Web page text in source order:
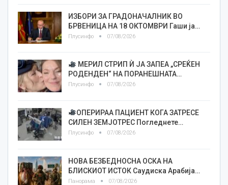
ИЗБОРИ ЗА ГРАДОНАЧАЛНИК ВО
БРВЕНИЦА НА 18 ОКТОМВРИ Гаши ја…
Плусинфо 07/08/2026
МЕРИЛ СТРИП Ѝ ЈА ЗАПЕА „СРЕЌЕН
РОДЕНДЕН“ НА ПОРАНЕШНАТА…
Плусинфо 07/08/2026
ОПЕРИРАА ПАЦИЕНТ КОГА ЗАТРЕСЕ
СИЛЕН ЗЕМЈОТРЕС Погледнете…
Плусинфо 07/08/2026
НОВА БЕЗБЕДНОСНА ОСКА НА
БЛИСКИОТ ИСТОК Саудиска Арабија…
Панорама 07/08/2026